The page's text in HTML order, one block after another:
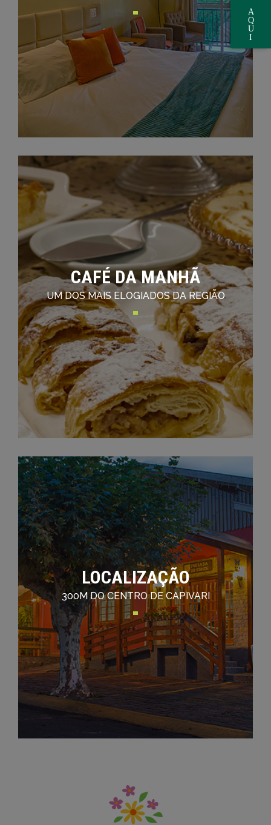
CAFÉ DA MANHÃ
UM DOS MAIS ELOGIADOS DA REGIÃO
LOCALIZAÇÃO
300M DO CENTRO DE CAPIVARI
A
Q
U
I